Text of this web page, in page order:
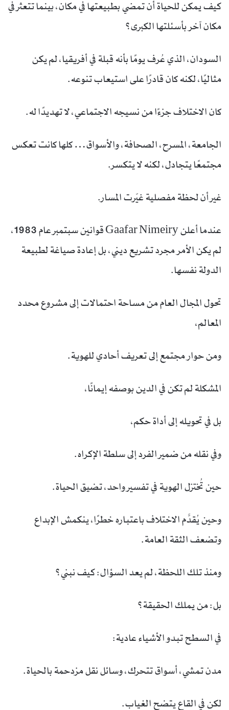
كيف يمكن للحياة أن تمضي بطبيعتها في مكان، بينما تتعثر في
مكان آخر بأسئلتها الكبرى؟
السودان، الذي عُرف يومًا بأنه قبلة في أفريقيا، لم يكن
مثاليًا، لكنه كان قادرًا على استيعاب تنوعه.
كان الاختلاف جزءًا من نسيجه الاجتماعي، لا تهديدًا له.
الجامعة، المسرح، الصحافة، والأسواق… كلها كانت تعكس
مجتمعًا يتجادل، لكنه لا يتكسر.
غير أن لحظة مفصلية غيّرت المسار.
عندما أعلن Gaafar Nimeiry قوانين سبتمبر عام 1983،
لم يكن الأمر مجرد تشريع ديني، بل إعادة صياغة لطبيعة
الدولة نفسها.
تحول المجال العام من مساحة احتمالات إلى مشروع محدد
المعالم،
ومن حوار مجتمع إلى تعريف أحادي للهوية.
المشكلة لم تكن في الدين بوصفه إيمانًا،
بل في تحويله إلى أداة حكم،
وفي نقله من ضمير الفرد إلى سلطة الإكراه.
حين تُختزل الهوية في تفسير واحد، تضيق الحياة.
وحين يُقدَّم الاختلاف باعتباره خطرًا، ينكمش الإبداع
وتضعف الثقة العامة.
ومنذ تلك اللحظة، لم يعد السؤال: كيف نبني؟
بل: من يملك الحقيقة؟
في السطح تبدو الأشياء عادية:
مدن تمشي، أسواق تتحرك، وسائل نقل مزدحمة بالحياة.
لكن في القاع يتضح الغياب.